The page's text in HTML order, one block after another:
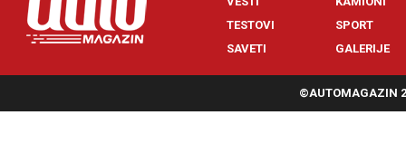
TESTOVI
SAVETI
SPORT
GALERIJE
©AUTOMAGAZIN